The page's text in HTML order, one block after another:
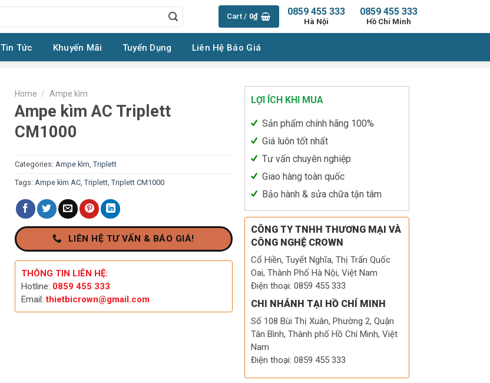
Cart / 0₫ 0859 455 333
Hồ Chí Minh
0859 455 333
Hà Nội
Tin Tức Khuyến Mãi Tuyển Dụng Liên Hệ Báo Giá
Home / Ampe kìm
Ampe kìm AC Triplett
CM1000
Categories: Ampe kìm ,Triplett
Tags: Ampe kìm AC ,Triplett ,Triplett CM1000
LIÊN HỆ TƯ VẤN & BÁO GIÁ!
THÔNG TIN LIÊN HỆ:
Hotline: 0859 455 333
Email:thietbicrown@gmail.com
LỢI ÍCH KHI MUA
Sản phẩm chính hãng 100%
Giá luôn tốt nhất
Tư vấn chuyên nghiệp
Giao hàng toàn quốc
Bảo hành & sửa chữa tận tâm
CÔNG TY TNHH THƯƠNG MẠI VÀ
CÔNG NGHỆ CROWN
Cổ Hiền, Tuyết Nghĩa, Thị Trấn Quốc
Oai, Thành Phố Hà Nội, Việt Nam
Điện thoại: 0859 455 333
CHI NHÁNH TẠI HỒ CHÍ MINH
Số 108 Bùi Thị Xuân, Phường 2, Quận
Tân Bình, Thành phố Hồ Chí Minh, Việt
Nam
Điện thoại: 0859 455 333